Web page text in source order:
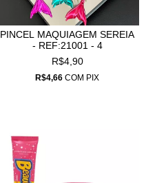
PINCEL MAQUIAGEM SEREIA
- REF:21001 - 4
R$4,90
R$4,66 COM PIX